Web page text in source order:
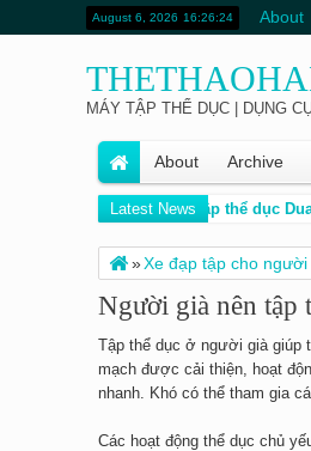
August 6, 2026 16:26:25 About
MÁY TẬP THỂ DỤC | DỤNG
About Archive
Latest News
Xe đạp tập thể dục Dual
»Xe đạp tập cho người
Người già nên tập
Tập thể dục ở người già giúp
mạch được cải thiện, hoạt
nhanh. Khó có thể tham gia
Các hoạt động thể dục chủ